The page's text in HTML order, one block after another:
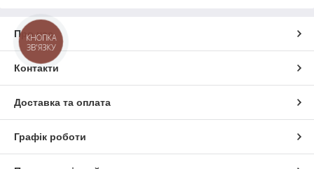
Про нас
Контакти
Доставка та оплата
Графік роботи
КНОПКА
ЗВ'ЯЗКУ